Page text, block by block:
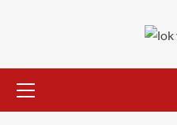
Menu